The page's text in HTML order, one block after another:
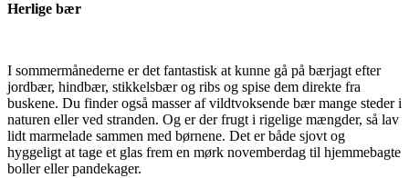
Herlige bær
I sommermånederne er det fantastisk at kunne gå på bærjagt efter
jordbær, hindbær, stikkelsbær og ribs og spise dem direkte fra
buskene. Du finder også masser af vildtvoksende bær mange steder i
naturen eller ved stranden. Og er der frugt i rigelige mængder, så lav
lidt marmelade sammen med børnene. Det er både sjovt og
hyggeligt at tage et glas frem en mørk novemberdag til hjemmebagte
boller eller pandekager.